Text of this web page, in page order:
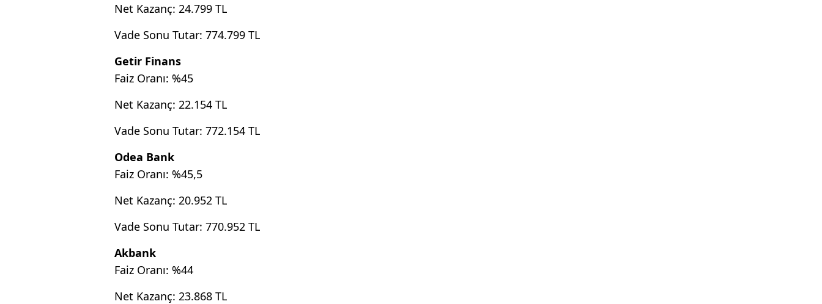
Net Kazanç: 24.799 TL
Vade Sonu Tutar: 774.799 TL
Getir Finans
Faiz Oranı: %45
Net Kazanç: 22.154 TL
Vade Sonu Tutar: 772.154 TL
Odea Bank
Faiz Oranı: %45,5
Net Kazanç: 20.952 TL
Vade Sonu Tutar: 770.952 TL
Akbank
Faiz Oranı: %44
Net Kazanç: 23.868 TL